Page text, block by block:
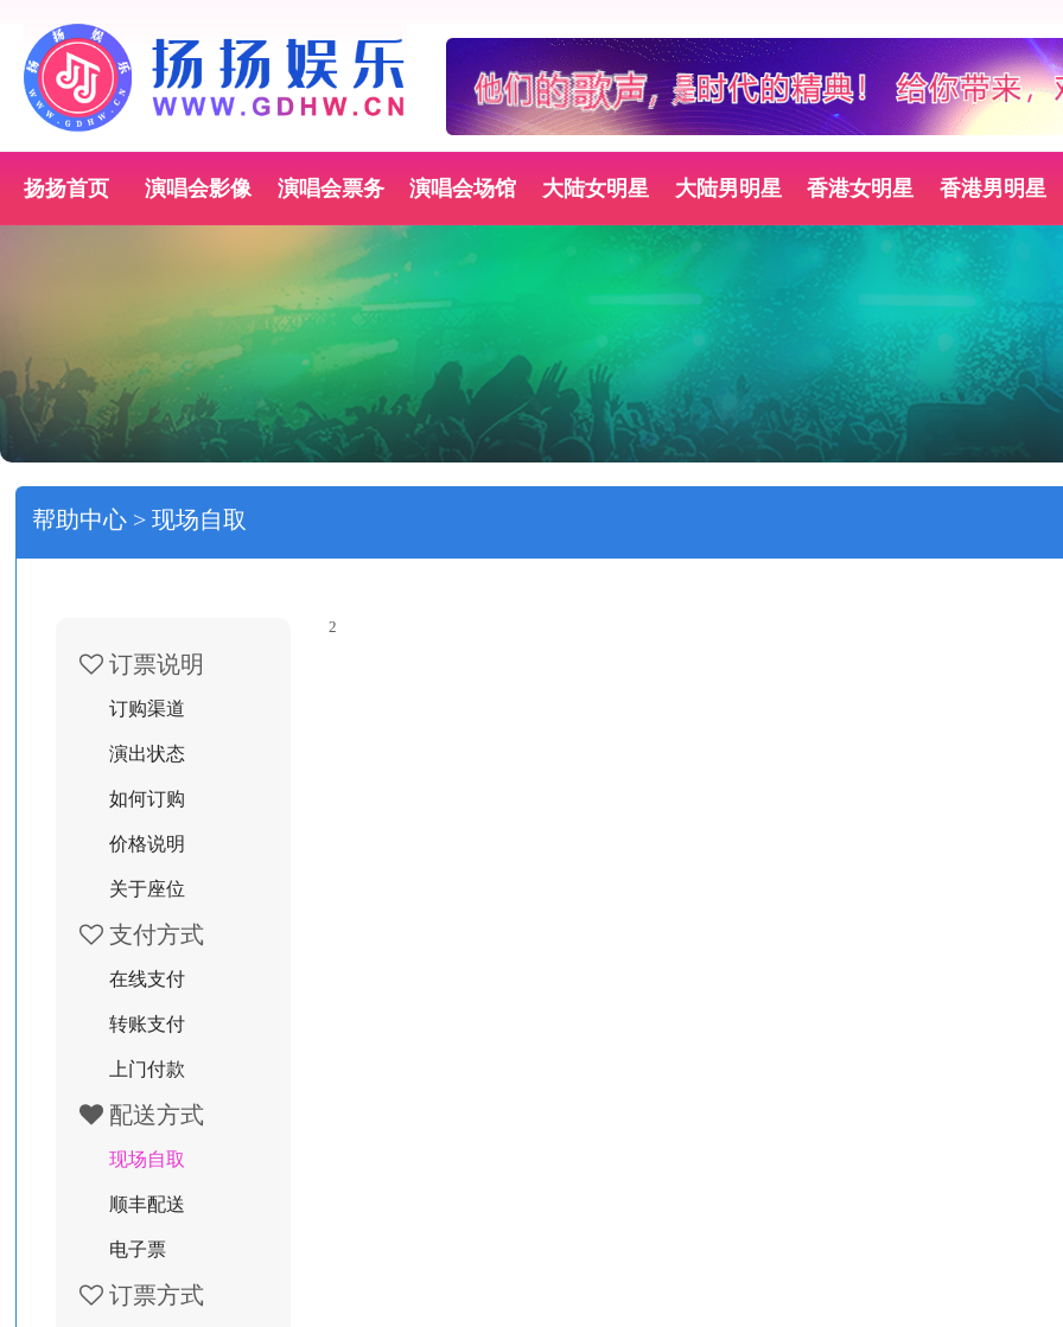
扬扬首页 演唱会影像 演唱会票务 演唱会场馆 大陆女明星 大陆男明星 香港女明星 香港男明星
帮助中心 > 现场自取
订票说明
订购渠道
演出状态
如何订购
价格说明
关于座位
支付方式
在线支付
转账支付
上门付款
配送方式
现场自取
顺丰配送
电子票
订票方式
2